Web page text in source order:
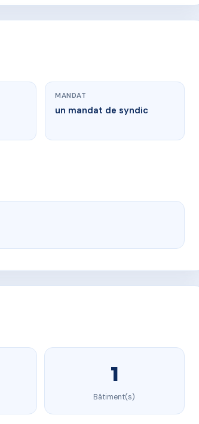
MANDAT
un mandat de syndic
1
Bâtiment(s)